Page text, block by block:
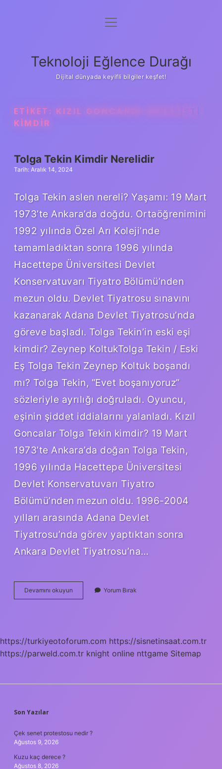
Anasayfa
Yasal Uyarı
menüyü
Teknoloji Eğlence Durağı
Dijital dünyada keyifli bilgiler keşfet!
ETIKET: KIZIL GONCANIN SENARISTI
KIMDIR
Tolga Tekin Kimdir Nerelidir
Tarih: Aralık 14, 2024
Tolga Tekin aslen nereli? Yaşamı: 19 Mart
1973’te Ankara’da doğdu. Ortaöğrenimini
1992 yılında Özel Arı Koleji’nde
tamamladıktan sonra 1996 yılında
Hacettepe Üniversitesi Devlet
Konservatuvarı Tiyatro Bölümü’nden
mezun oldu. Devlet Tiyatrosu sınavını
kazanarak Adana Devlet Tiyatrosu’nda
göreve başladı. Tolga Tekin’in eski eşi
kimdir? Zeynep KoltukTolga Tekin / Eski
Eş Tolga Tekin Zeynep Koltuk boşandı
mı? Tolga Tekin, “Evet boşanıyoruz”
sözleriyle ayrılığı doğruladı. Oyuncu,
eşinin şiddet iddialarını yalanladı. Kızıl
Goncalar Tolga Tekin kimdir? 19 Mart
1973’te Ankara’da doğan Tolga Tekin,
1996 yılında Hacettepe Üniversitesi
Devlet Konservatuvarı Tiyatro
Bölümü’nden mezun oldu. 1996-2004
yılları arasında Adana Devlet
Tiyatrosu’nda görev yaptıktan sonra
Ankara Devlet Tiyatrosu’na…
Devamını okuyun
Tekin
Yorum Bırak
https://turkiyeotoforum.com https://sisnetinsaat.com.tr
https://parweld.com.tr knight online nttgame Sitemap
SIDEBAR
Son Yazılar
Çek senet protestosu nedir ?
Ağustos 9, 2026
Kuzu kaç derece ?
Ağustos 8, 2026